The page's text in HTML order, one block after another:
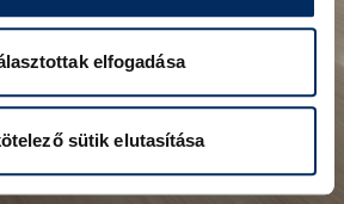
elfogadása
sütik elutasítása